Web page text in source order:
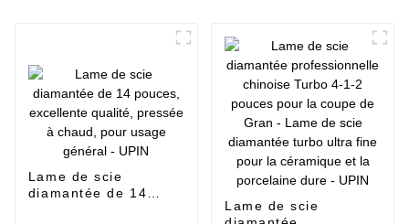
Lame de scie
diamantée de 14
Lame de scie